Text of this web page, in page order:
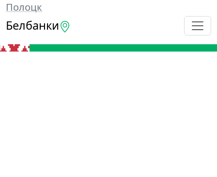
Полоцк
Белбанки